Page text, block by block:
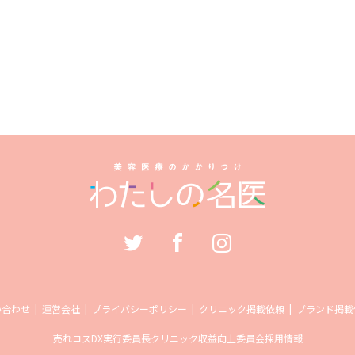
わせ 運営会社 プライバシーポリシー クリニック掲載依頼 ブランド掲
売れコスDX実行委員長クリニック収益向上委員会採用情報